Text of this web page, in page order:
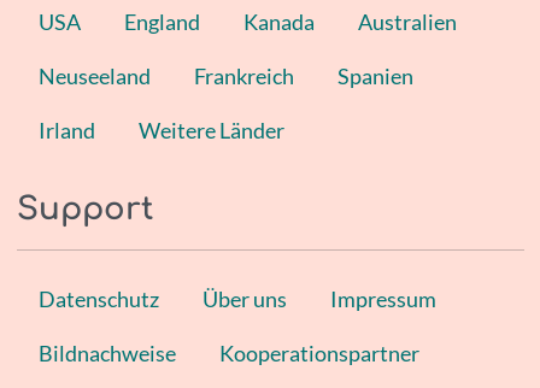
USA England Kanada Australien
Neuseeland Frankreich Spanien
Irland Weitere Länder
Support
Datenschutz Über uns Impressum
Bildnachweise Kooperationspartner